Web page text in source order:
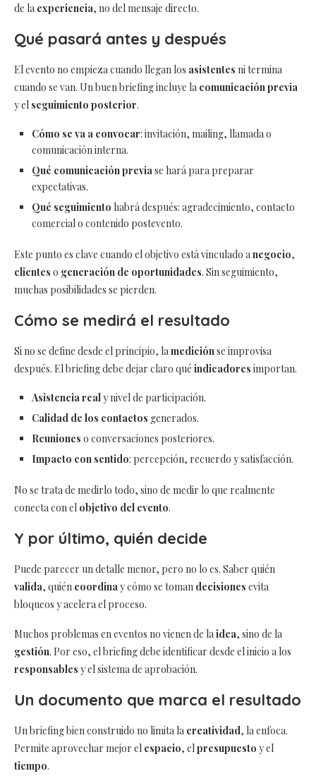
de la experiencia, no del mensaje directo.
Qué pasará antes y después
El evento no empieza cuando llegan los asistentes ni termina
cuando se van. Un buen briefing incluye la comunicación previa
y el seguimiento posterior.
Cómo se va a convocar: invitación, mailing, llamada o
comunicación interna.
Qué comunicación previa se hará para preparar
expectativas.
Qué seguimiento habrá después: agradecimiento, contacto
comercial o contenido postevento.
Este punto es clave cuando el objetivo está vinculado a negocio,
clientes o generación de oportunidades. Sin seguimiento,
muchas posibilidades se pierden.
Cómo se medirá el resultado
Si no se define desde el principio, la mediciónse improvisa
después. El briefing debe dejar claro qué indicadores importan.
Asistencia real y nivel de participación.
Calidad de los contactos generados.
Reuniones o conversaciones posteriores.
Impacto con sentido: percepción, recuerdo y satisfacción.
No se trata de medirlo todo, sino de medir lo que realmente
conecta con el objetivo del evento.
Y por último, quién decide
Puede parecer un detalle menor, pero no lo es. Saber quién
valida, quién coordina y cómo se toman decisiones evita
bloqueos y acelera el proceso.
Muchos problemas en eventos no vienen de la idea, sino de la
gestión. Por eso, el briefing debe identificar desde el inicio a los
responsables y el sistema de aprobación.
Un documento que marca el resultado
Un briefing bien construido no limita la creatividad, la enfoca.
Permite aprovechar mejor el espacio, el presupuesto y el
tiempo.